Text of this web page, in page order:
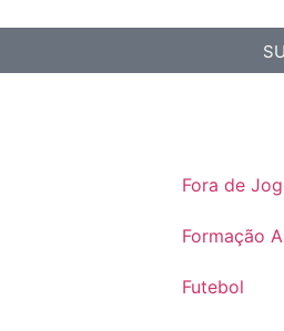
Fora de
Formação
Futebol